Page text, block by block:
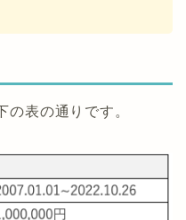
の表の通りです。